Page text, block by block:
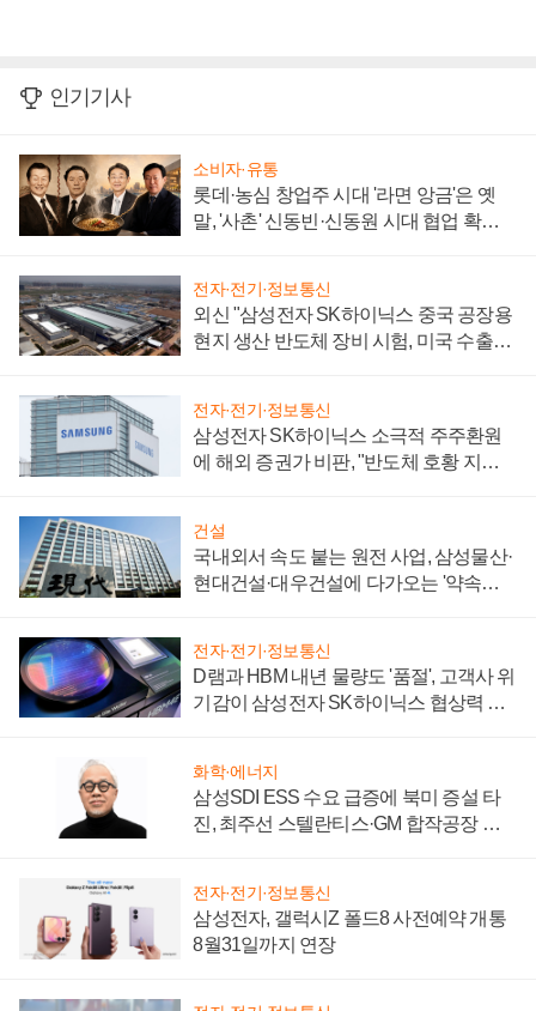
인기기사
소비자·유통
롯데·농심 창업주 시대 '라면 앙금'은 옛
말, '사촌' 신동빈·신동원 시대 협업 확대
전자·전기·정보통신
외신 "삼성전자 SK하이닉스 중국 공장용
현지 생산 반도체 장비 시험, 미국 수출통
전자·전기·정보통신
삼성전자 SK하이닉스 소극적 주주환원
에 해외 증권가 비판, "반도체 호황 지속
건설
국내외서 속도 붙는 원전 사업, 삼성물산·
현대건설·대우건설에 다가오는 '약속의
전자·전기·정보통신
D램과 HBM 내년 물량도 '품절', 고객사 위
기감이 삼성전자 SK하이닉스 협상력 더
화학·에너지
삼성SDI ESS 수요 급증에 북미 증설 타
진, 최주선 스텔란티스·GM 합작공장 건
전자·전기·정보통신
삼성전자, 갤럭시Z 폴드8 사전예약 개통
8월31일까지 연장